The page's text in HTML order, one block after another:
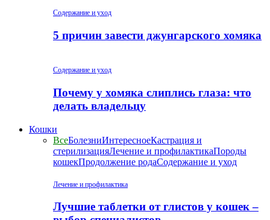
Содержание и уход
5 причин завести джунгарского хомяка
Содержание и уход
Почему у хомяка слиплись глаза: что
делать владельцу
Кошки
ВсеБолезниИнтересноеКастрация и
стерилизацияЛечение и профилактикаПороды
кошекПродолжение родаСодержание и уход
Лечение и профилактика
Лучшие таблетки от глистов у кошек –